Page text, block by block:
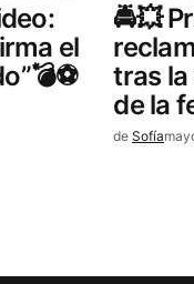
el
🚔💥
tras la
de la
de Sofía